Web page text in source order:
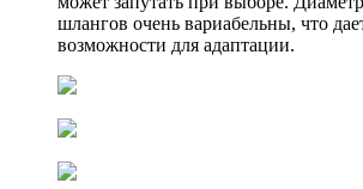
шлангов очень вариабельны, что
возможности для адаптации.